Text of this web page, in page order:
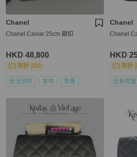
Chanel
Chanel Caviar 25cm 銀扣
HKD 48,800
現折 200
狀況良好 本地 免運
Chanel
Chanel
HKD
現折
近新閒